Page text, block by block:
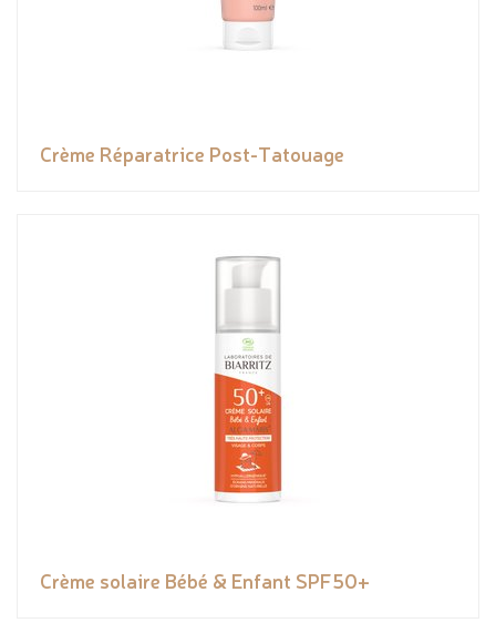
Crème Réparatrice Post-Tatouage
Crème solaire Bébé & Enfant SPF50+